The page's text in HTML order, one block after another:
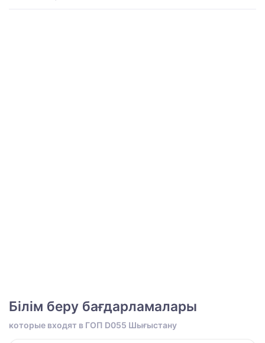
Білім беру бағдарламалары
которые входят в ГОП D055 Шығыстану